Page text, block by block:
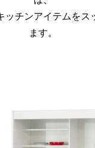
ッチンアイテムをス
ます。